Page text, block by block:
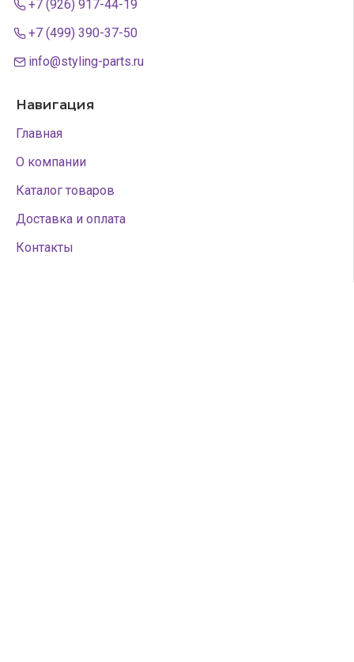
+7 (926) 917-44-19
+7 (499) 390-37-50
info@styling-parts.ru
Навигация
Главная
О компании
Каталог товаров
Доставка и оплата
Контакты